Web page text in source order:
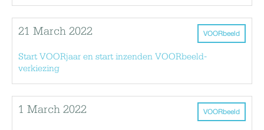
VOORbeeld
21 March 2022
Start VOORjaar en start inzenden VOORbeeld-
verkiezing
VOORbeeld
1 March 2022